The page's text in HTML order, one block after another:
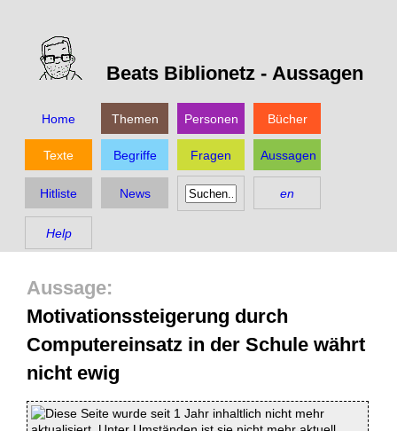
Beats Biblionetz - Aussagen
Home Themen Personen Bücher
Texte Begriffe Fragen Aussagen
Hitliste News en
Help
Motivationssteigerung durch
Computereinsatz in der Schule währt
nicht ewig
Diese Seite wurde seit 1 Jahr inhaltlich nicht mehr